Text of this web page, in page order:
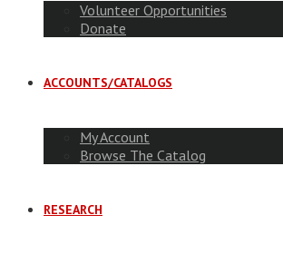
Volunteer Opportunities
Donate
ACCOUNTS/CATALOGS
My Account
Browse The Catalog
RESEARCH